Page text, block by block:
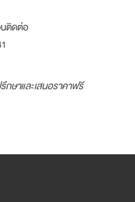
นติดต่อ
กษาและเสนอราคาฟรี